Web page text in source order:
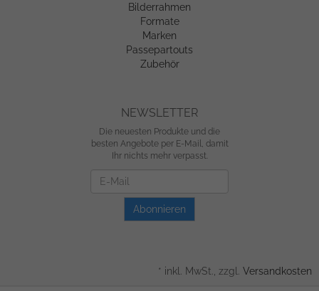
Bilderrahmen
Formate
Marken
Passepartouts
Zubehör
NEWSLETTER
Die neuesten Produkte und die
besten Angebote per E-Mail, damit
Ihr nichts mehr verpasst.
Abonnieren
* inkl. MwSt., zzgl. Versandkosten